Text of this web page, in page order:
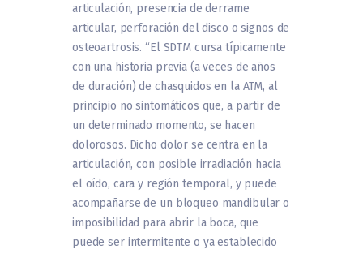
articulación, presencia de derrame
articular, perforación del disco o signos de
osteoartrosis. “El SDTM cursa típicamente
con una historia previa (a veces de años
de duración) de chasquidos en la ATM, al
principio no sintomáticos que, a partir de
un determinado momento, se hacen
dolorosos. Dicho dolor se centra en la
articulación, con posible irradiación hacia
el oído, cara y región temporal, y puede
acompañarse de un bloqueo mandibular o
imposibilidad para abrir la boca, que
puede ser intermitente o ya establecido